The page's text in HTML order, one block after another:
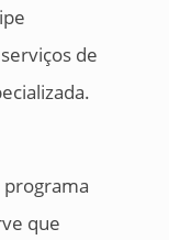
de
programa
que